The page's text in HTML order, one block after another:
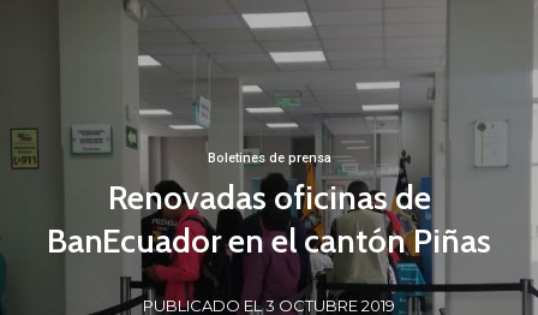
Boletines de prensa
Renovadas oficinas de
BanEcuador en el cantón Piñas
PUBLICADO EL 3 OCTUBRE 2019